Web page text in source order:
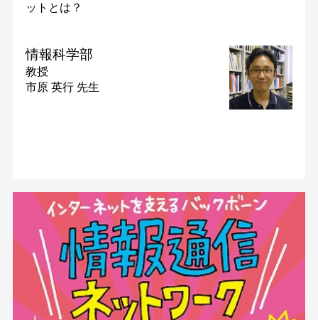
ットとは？
情報科学部
教授
市原 英行 先生